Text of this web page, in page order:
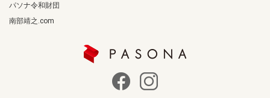
パソナ令和財団
南部靖之.com